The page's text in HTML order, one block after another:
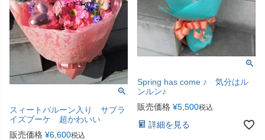
スィートバルーン入り サプラ
イズブーケ 超かわいい
販売価格 ¥6,600税込
Spring has come ♪ 気分はル
ンルン♪
販売価格 ¥5,500税込
詳細を見る